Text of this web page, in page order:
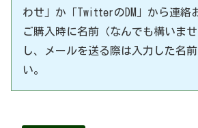
わせ」か「TwitterのDM」から連絡
ご購入時に名前（なんでも構いま
し、メールを送る際は入力した名
い。